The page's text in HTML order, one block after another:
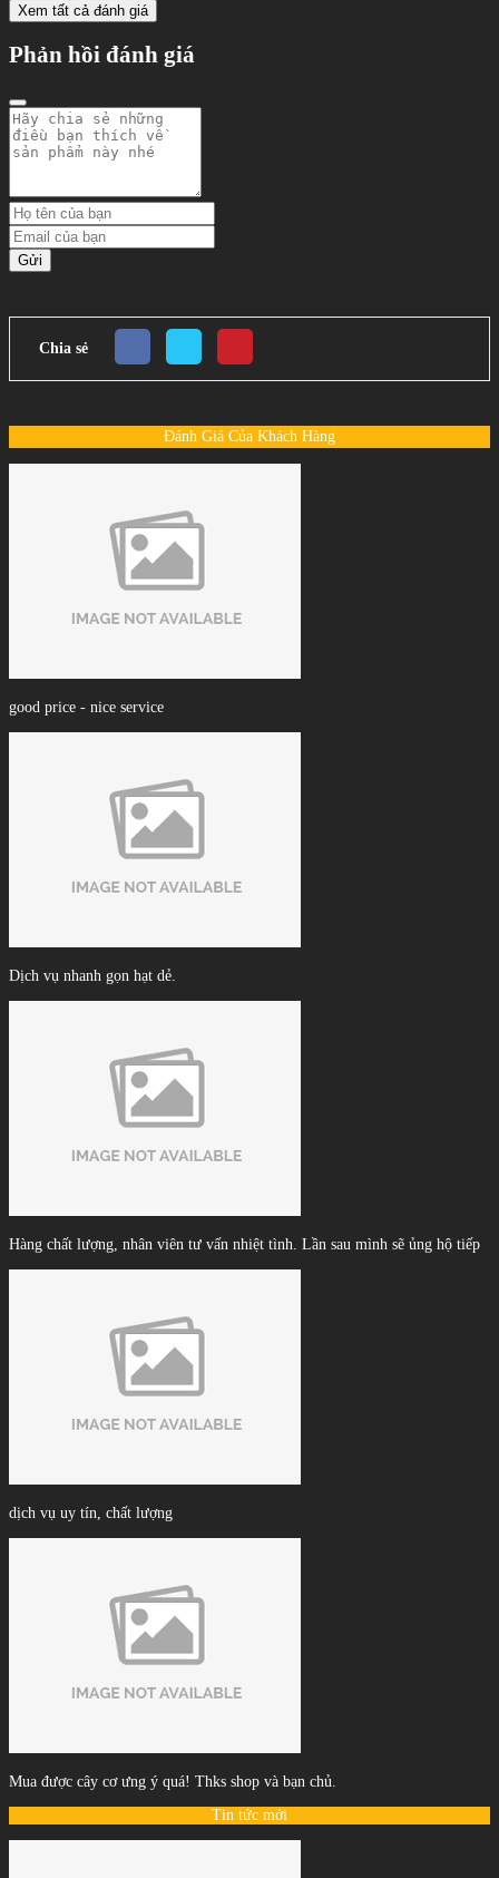
Xem tất cả đánh giá
Phản hồi đánh giá
Gửi
Chia sẻ
Đánh Giá Của Khách Hàng
good price - nice service
Dịch vụ nhanh gọn hạt dẻ.
Hàng chất lượng, nhân viên tư vấn nhiệt tình. Lần sau mình sẽ ủng hộ tiếp
dịch vụ uy tín, chất lượng
Mua được cây cơ ưng ý quá! Thks shop và bạn chủ.
Tin tức mới